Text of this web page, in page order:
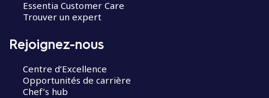
Essentia Customer Care
Trouver un expert
Rejoignez-nous
Centre d’Excellence
Opportunités de carrière
Chef’s hub